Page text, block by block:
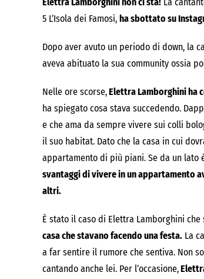
5 L’Isola dei Famosi, ha sbottato su
Dopo aver avuto un periodo di down, la
aveva abituato la sua community ossia
Nelle ore scorse,Elettra Lamborghini ha
ha spiegato cosa stava succedendo.
e che ama da sempre vivere sui colli
il suo habitat. Dato che la casa in cui
appartamento di più piani. Se da un lato
svantaggi di vivere in un appartamento
altri.
È stato il caso di Elettra Lamborghini
casa che stavano facendo una festa. La
a far sentire il rumore che sentiva. Non
cantando anche lei. Per l’occasione,